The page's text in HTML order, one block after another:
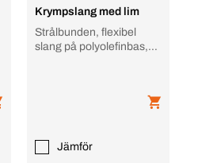
Krympslang med lim
Strålbunden, flexibel
slang på polyolefinbas,
Jämför